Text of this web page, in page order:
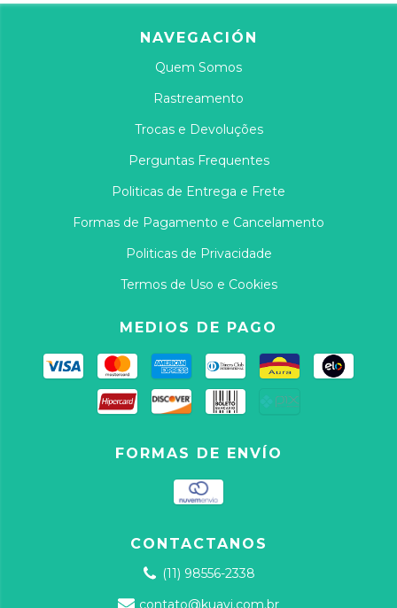
NAVEGACIÓN
Quem Somos
Rastreamento
Trocas e Devoluções
Perguntas Frequentes
Politicas de Entrega e Frete
Formas de Pagamento e Cancelamento
Politicas de Privacidade
Termos de Uso e Cookies
MEDIOS DE PAGO
FORMAS DE ENVÍO
CONTACTANOS
(11) 98556-2338
contato@kuavi.com.br